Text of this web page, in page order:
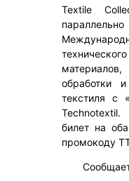
Textile
обработки
текстиля с
билет на
промокоду